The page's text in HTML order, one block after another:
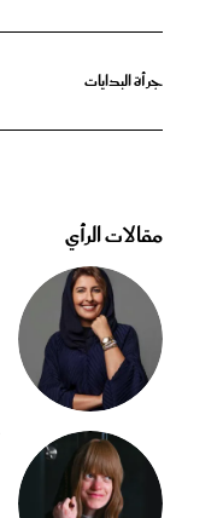
جرأة البدايات
مقالات الرأي